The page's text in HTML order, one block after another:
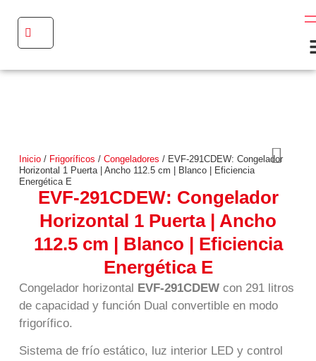
Inicio/ Frigoríficos / Congeladores / EVF-291CDEW: Congelador
Horizontal 1 Puerta | Ancho 112.5 cm | Blanco | Eficiencia
Energética E
EVF-291CDEW: Congelador
Horizontal 1 Puerta | Ancho
112.5 cm | Blanco | Eficiencia
Energética E
Congelador horizontal EVF-291CDEWcon 291 litros
de capacidad y función Dual convertible en modo
frigorífico.
Sistema de frío estático, luz interior LED y control